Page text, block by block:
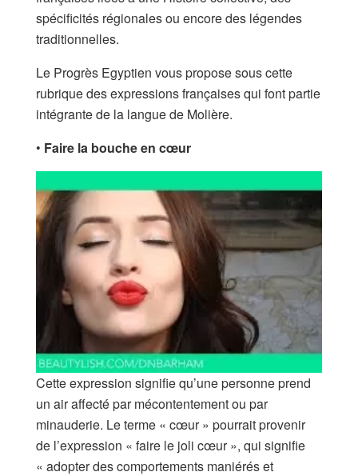
spécificités régionales ou encore des légendes
traditionnelles.
Le Progrès Egyptien vous propose sous cette
rubrique des expressions françaises qui font partie
intégrante de la langue de Molière.
• Faire la bouche en cœur
Cette expression signifie qu’une personne prend
un air affecté par mécontentement ou par
minauderie. Le terme « cœur » pourrait provenir
de l’expression « faire le joli cœur », qui signifie
« adopter des comportements maniérés et